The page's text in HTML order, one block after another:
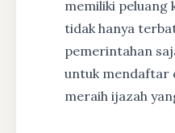
memiliki peluang
tidak hanya
pemerintahan
untuk mendaftar
meraih ijazah